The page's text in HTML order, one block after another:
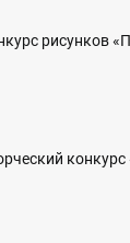
рисунков
конкурс